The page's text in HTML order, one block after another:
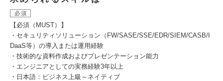
必須
【必須（MUST）】
・セキュリティソリューション（FW/SASE/SSE/EDR/SIEM/CASB/I
DaaS等）の導入または運用経験
・技術的な資料作成およびプレゼンテーション能力
・エンジニアとしての実務経験3年以上
・日本語：ビジネス上級～ネイティブ